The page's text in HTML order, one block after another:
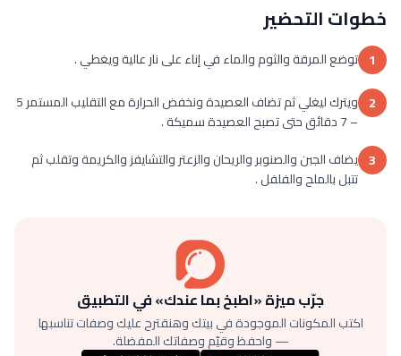
خطوات التحضير
1 توضع المرقة والثوم والماء في إناء على نار عالية ويغطي .
2
ويترك ليغلي ثم تضاف العصيدة ونخفض الحرارة مع التقليب المستمر 5
– 7 دقائق حتى تصبح العصيدة سميكة .
3 يضاف الجبن والصنوبر والريحان والزعتر والتشايفز والكريمة وتقلب ثم
تتبل بالملح والفلفل .
جرّب ميزة «اطبخ بما عندك» في التطبيق
اكتب المكونات الموجودة في بيتك وهنقترح عليك وصفات تناسبها
— واحفظ وقيّم وصفاتك المفضلة.